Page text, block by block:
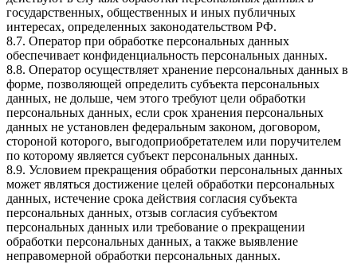
государственных, общественных и иных публичных
интересах, определенных законодательством РФ.
8.7. Оператор при обработке персональных данных
обеспечивает конфиденциальность персональных данных.
8.8. Оператор осуществляет хранение персональных данных в
форме, позволяющей определить субъекта персональных
данных, не дольше, чем этого требуют цели обработки
персональных данных, если срок хранения персональных
данных не установлен федеральным законом, договором,
стороной которого, выгодоприобретателем или поручителем
по которому является субъект персональных данных.
8.9. Условием прекращения обработки персональных данных
может являться достижение целей обработки персональных
данных, истечение срока действия согласия субъекта
персональных данных, отзыв согласия субъектом
персональных данных или требование о прекращении
обработки персональных данных, а также выявление
неправомерной обработки персональных данных.